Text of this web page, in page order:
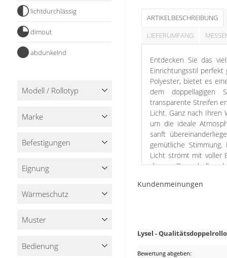
Stoffe
Panneaux
lichtdurchlässig
dimout
abdunkelnd
Modell / Rollotyp
Marke
Befestigungen
Eignung
Wärme­schutz
Muster
Bedienung
ARTIKELBESCHREIBUNG
LIEFERUMFANG
Entdecken Sie das
Einrichtungsstil
Polyester, bietet es
dem doppellagigen
transparente Streifen
Licht. Ganz nach Ihren
um die ideale
sanft
gemütliche
Licht strömt mit voller
diesem Doppelrollo
mittels Schraub- oder
und lassen Sie es
Ihre persönliche
Kundenmeinungen
Lysel -
Bewertung abgeben: